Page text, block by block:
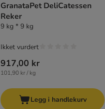
GranataPet DeliCatessen
Reker
9 kg * 9 kg
917,00 kr
101,90 kr / kg
Ikket vurdert
Legg i handlekurv